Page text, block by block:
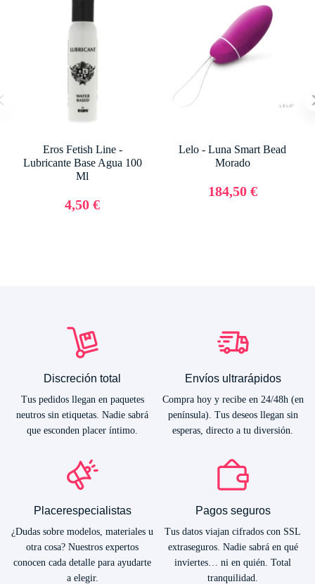
Eros Fetish Line -
Lubricante Base Agua 100
Ml
4,50 €
Lelo - Luna Smart Bead
Morado
184,50 €
Discreción total
Tus pedidos llegan en paquetes
neutros sin etiquetas. Nadie sabrá
que esconden placer íntimo.
Envíos ultrarápidos
Compra hoy y recibe en 24/48h (en
península). Tus deseos llegan sin
esperas, directo a tu diversión.
Placerespecialistas
¿Dudas sobre modelos, materiales u
otra cosa? Nuestros expertos
conocen cada detalle para ayudarte
a elegir.
Pagos seguros
Tus datos viajan cifrados con SSL
extraseguros. Nadie sabrá en qué
inviertes… ni en quién. Total
tranquilidad.